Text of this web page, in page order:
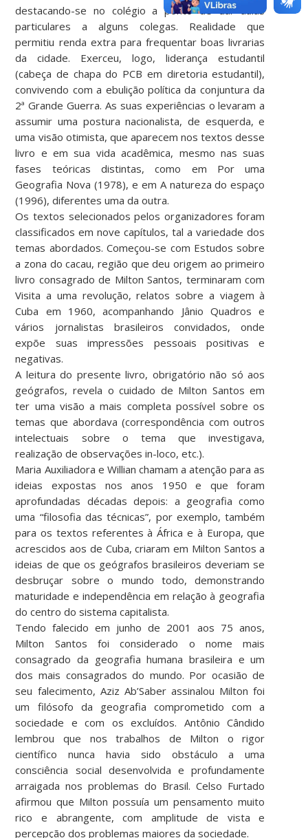
destacando-se no colégio a ponto de dar aulas
particulares a alguns colegas. Realidade que
permitiu renda extra para frequentar boas livrarias
da cidade. Exerceu, logo, liderança estudantil
(cabeça de chapa do PCB em diretoria estudantil),
convivendo com a ebulição política da conjuntura da
2ª Grande Guerra. As suas experiências o levaram a
assumir uma postura nacionalista, de esquerda, e
uma visão otimista, que aparecem nos textos desse
livro e em sua vida acadêmica, mesmo nas suas
fases teóricas distintas, como em Por uma
Geografia Nova (1978), e em A natureza do espaço
(1996), diferentes uma da outra.
Os textos selecionados pelos organizadores foram
classificados em nove capítulos, tal a variedade dos
temas abordados. Começou-se com Estudos sobre
a zona do cacau, região que deu origem ao primeiro
livro consagrado de Milton Santos, terminaram com
Visita a uma revolução, relatos sobre a viagem à
Cuba em 1960, acompanhando Jânio Quadros e
vários jornalistas brasileiros convidados, onde
expõe suas impressões pessoais positivas e
negativas.
A leitura do presente livro, obrigatório não só aos
geógrafos, revela o cuidado de Milton Santos em
ter uma visão a mais completa possível sobre os
temas que abordava (correspondência com outros
intelectuais sobre o tema que investigava,
realização de observações in-loco, etc.).
Maria Auxiliadora e Willian chamam a atenção para as
ideias expostas nos anos 1950 e que foram
aprofundadas décadas depois: a geografia como
uma “filosofia das técnicas”, por exemplo, também
para os textos referentes à África e à Europa, que
acrescidos aos de Cuba, criaram em Milton Santos a
ideias de que os geógrafos brasileiros deveriam se
desbruçar sobre o mundo todo, demonstrando
maturidade e independência em relação à geografia
do centro do sistema capitalista.
Tendo falecido em junho de 2001 aos 75 anos,
Milton Santos foi considerado o nome mais
consagrado da geografia humana brasileira e um
dos mais consagrados do mundo. Por ocasião de
seu falecimento, Aziz Ab’Saber assinalou Milton foi
um filósofo da geografia comprometido com a
sociedade e com os excluídos. Antônio Cândido
lembrou que nos trabalhos de Milton o rigor
científico nunca havia sido obstáculo a uma
consciência social desenvolvida e profundamente
arraigada nos problemas do Brasil. Celso Furtado
afirmou que Milton possuía um pensamento muito
rico e abrangente, com amplitude de vista e
percepção dos problemas maiores da sociedade.